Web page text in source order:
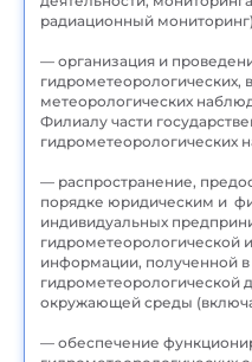
радиационный
— организация и
гидрометеорологических,
метеорологических
Филиалу части
гидрометеорологических
— распространение,
порядке юридическим и
индивидуальных
гидрометеорологической
информации, полученной в
гидрометеорологической
окружающей среды
— обеспечение